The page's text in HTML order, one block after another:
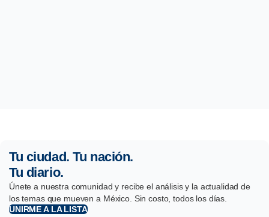
Tu ciudad. Tu nación.
Tu diario.
Únete a nuestra comunidad y recibe el análisis y la actualidad de
los temas que mueven a México. Sin costo, todos los días.
UNIRME A LA LISTA